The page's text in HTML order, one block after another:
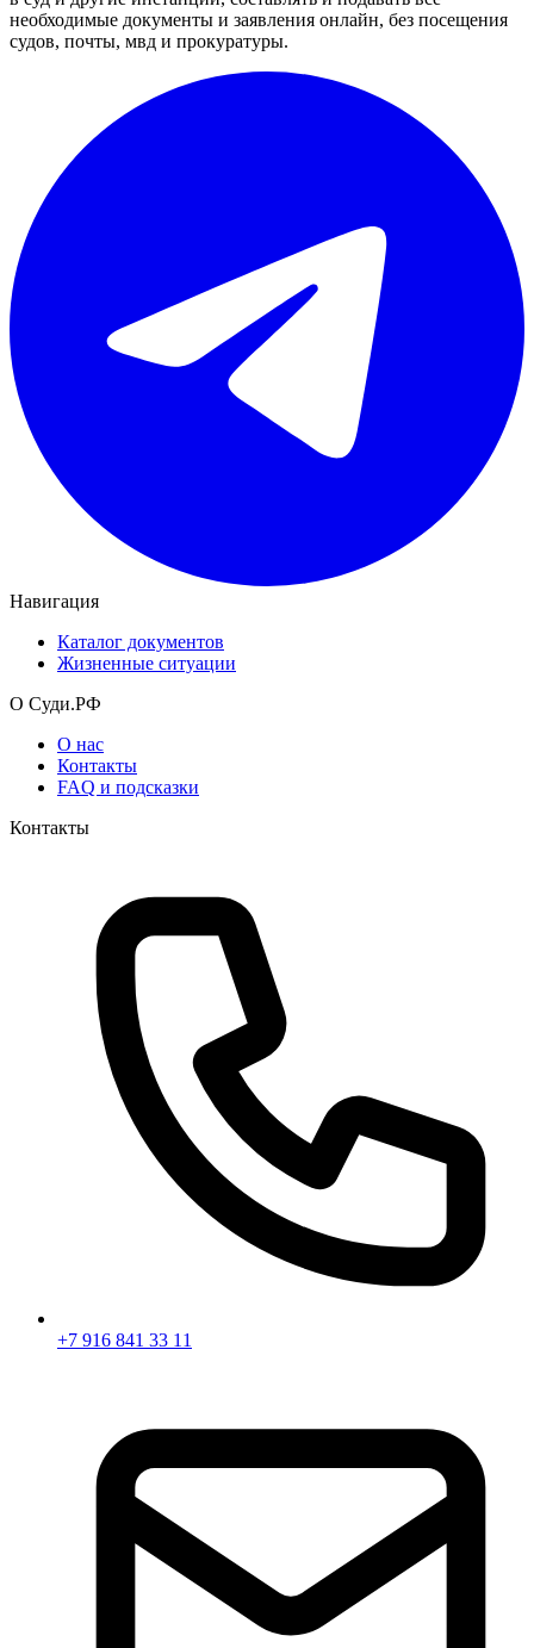
необходимые документы и заявления онлайн, без посещения
судов, почты, мвд и прокуратуры.
Навигация
Каталог документов
Жизненные ситуации
О Суди.РФ
О нас
Контакты
FAQ и подсказки
Контакты
+7 916 841 33 11